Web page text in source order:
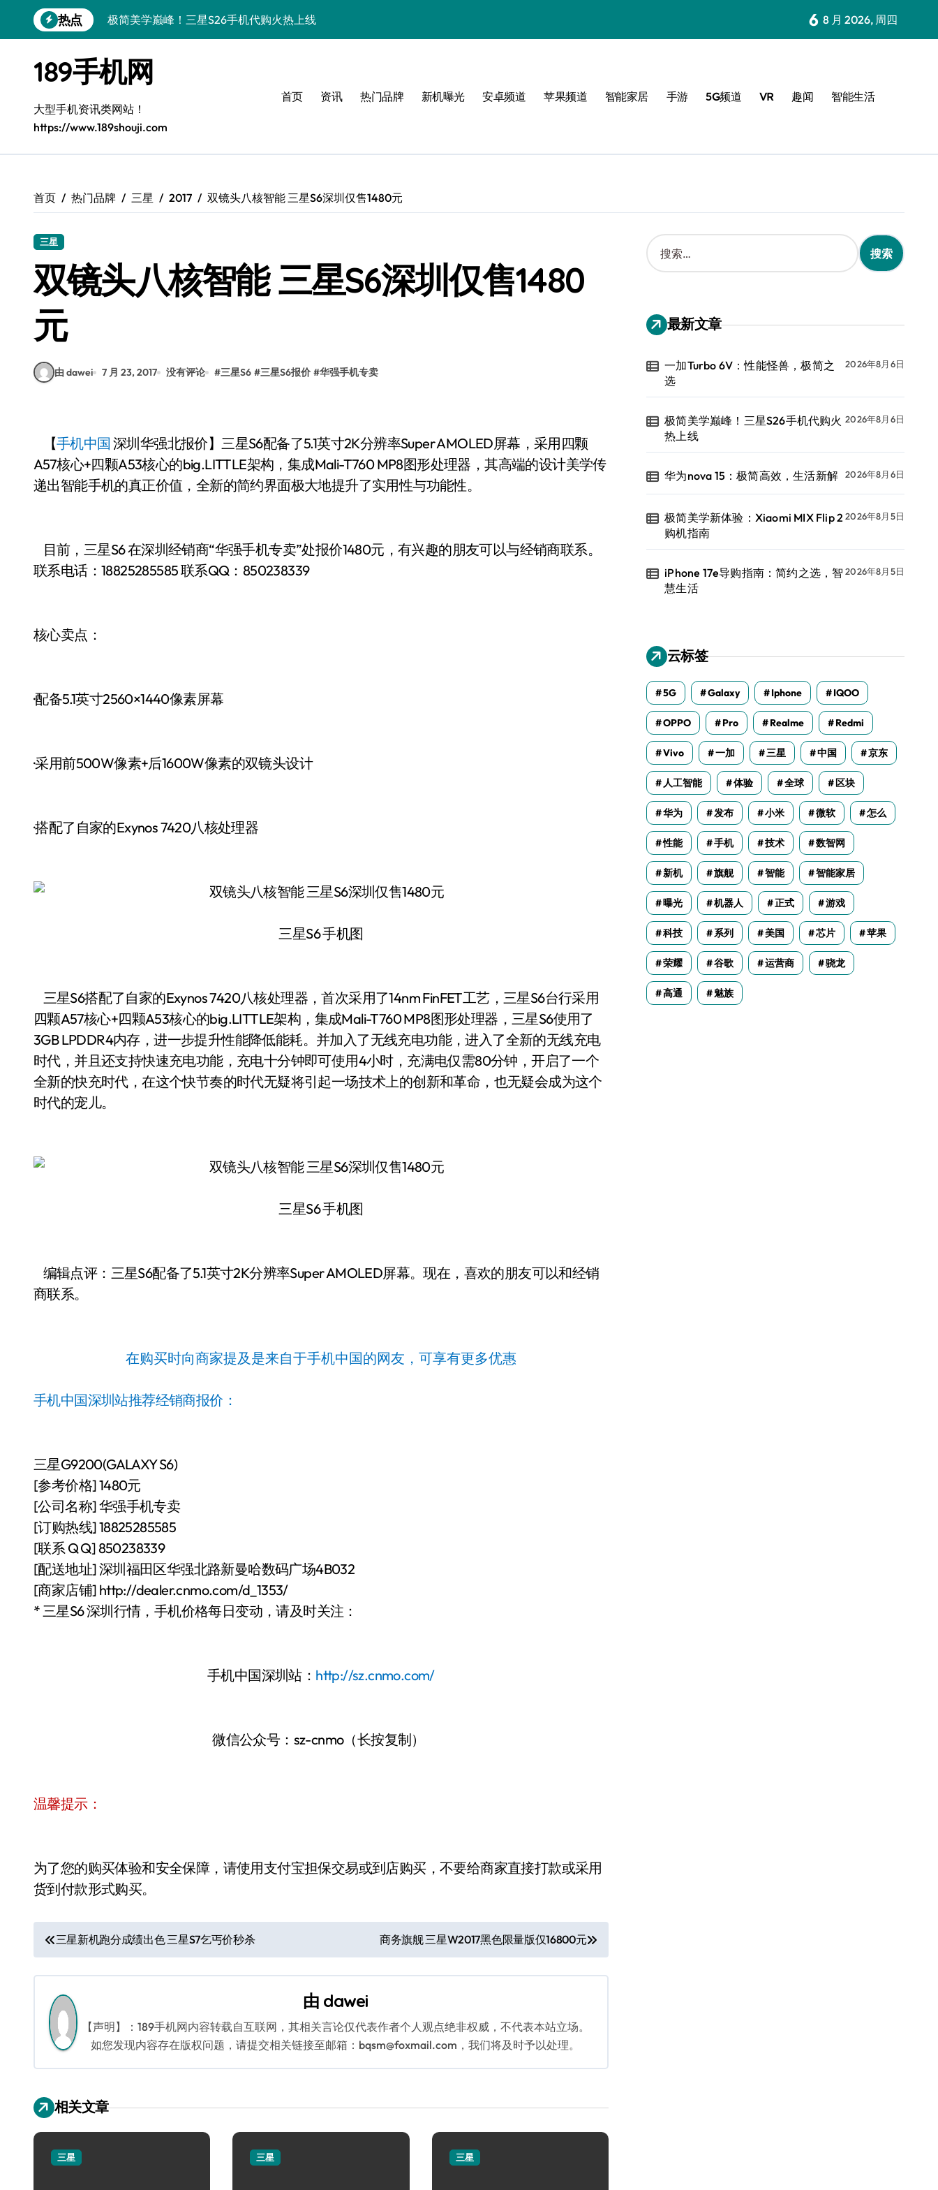
到
热点
极简美学巅峰！三星S26手机代购火热上线
极简美学新体验：Xiaomi MIX Flip 2购机指南
iPhone 17e导购指南：简约之选，智慧生活
华为nova15 Ultra：极简高效，生活新主张
真我GT8 Pro：极简首选，性能巅峰
极简新宠三星W26，尊享生活从此开启
一加Turbo 6V：性能怪兽，极简之选
6 8 月 2026, 周四
189手机网
大型手机资讯类网站！
https://www.189shouji.com
首页 资讯 热门品牌 新机曝光 安卓频道 苹果频道 智能家居 手游 5G频道 VR 趣闻 智能生活
首页 热门品牌 三星 2017 双镜头八核智能 三星S6深圳仅售1480元
三星
双镜头八核智能 三星S6深圳仅售1480
元
由 dawei 7 月 23, 2017 没有评论 #三星S6 #三星S6报价 #华强手机专卖
【手机中国 深圳华强北报价】三星S6配备了5.1英寸2K分辨率Super AMOLED屏幕，采用四颗
A57核心+四颗A53核心的big.LITTLE架构，集成Mali-T760 MP8图形处理器，其高端的设计美学传
递出智能手机的真正价值，全新的简约界面极大地提升了实用性与功能性。
目前，三星S6 在深圳经销商“华强手机专卖”处报价1480元，有兴趣的朋友可以与经销商联系。
联系电话： 18825285585联系QQ：850238339
核心卖点：
·配备5.1英寸2560×1440像素屏幕
·采用前500W像素+后1600W像素的双镜头设计
·搭配了自家的Exynos 7420八核处理器
三星S6 手机图
三星S6搭配了自家的Exynos 7420八核处理器，首次采用了14nm FinFET工艺，三星S6台行采用
四颗A57核心+四颗A53核心的big.LITTLE架构，集成Mali-T760 MP8图形处理器，三星S6使用了
3GB LPDDR4内存，进一步提升性能降低能耗。并加入了无线充电功能，进入了全新的无线充电
时代，并且还支持快速充电功能，充电十分钟即可使用4小时，充满电仅需80分钟，开启了一个
全新的快充时代，在这个快节奏的时代无疑将引起一场技术上的创新和革命，也无疑会成为这个
时代的宠儿。
三星S6 手机图
编辑点评：三星S6配备了5.1英寸2K分辨率Super AMOLED屏幕。现在，喜欢的朋友可以和经销
商联系。
在购买时向商家提及是来自于手机中国的网友，可享有更多优惠
手机中国深圳站推荐经销商报价：
三星G9200(GALAXY S6)
[参考价格] 1480元
[公司名称] 华强手机专卖
[订购热线] 18825285585
[联系 Q Q] 850238339
[配送地址] 深圳福田区华强北路新曼哈数码广场4B032
[商家店铺] http://dealer.cnmo.com/d_1353/
* 三星S6 深圳行情，手机价格每日变动，请及时关注：
手机中国深圳站： http://sz.cnmo.com/
微信公众号：sz-cnmo（长按复制）
温馨提示：
为了您的购买体验和安全保障，请使用支付宝担保交易或到店购买，不要给商家直接打款或采用
货到付款形式购买。
文
章
导
航
三星新机跑分成绩出色 三星S7乞丐价秒杀 商务旗舰 三星W2017黑色限量版仅16800元
由 dawei
【声明】：189手机网内容转载自互联网，其相关言论仅代表作者个人观点绝非权威，不代表本站立场。
如您发现内容存在版权问题，请提交相关链接至邮箱：bqsm@foxmail.com，我们将及时予以处理。
相关文章
三星 三星 三星
搜
索
：
最新文章
一加Turbo 6V：性能怪兽，极简之
选
2026年8月6日
极简美学巅峰！三星S26手机代购火
热上线
2026年8月6日
华为nova 15：极简高效，生活新解 2026年8月6日
极简美学新体验：Xiaomi MIX Flip 2
购机指南
2026年8月5日
iPhone 17e导购指南：简约之选，智
慧生活
2026年8月5日
云标签
5G Galaxy Iphone IQOO
OPPO Pro Realme Redmi
Vivo 一加 三星 中国 京东
人工智能 体验 全球 区块
华为 发布 小米 微软 怎么
性能 手机 技术 数智网
新机 旗舰 智能 智能家居
曝光 机器人 正式 游戏
科技 系列 美国 芯片 苹果
荣耀 谷歌 运营商 骁龙
高通 魅族